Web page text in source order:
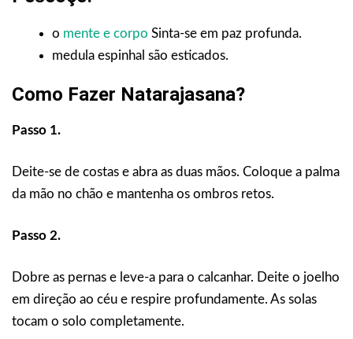
o mente e corpo Sinta-se em paz profunda.
medula espinhal são esticados.
Como Fazer Natarajasana?
Passo 1.
Deite-se de costas e abra as duas mãos. Coloque a palma
da mão no chão e mantenha os ombros retos.
Passo 2.
Dobre as pernas e leve-a para o calcanhar. Deite o joelho
em direção ao céu e respire profundamente. As solas
tocam o solo completamente.